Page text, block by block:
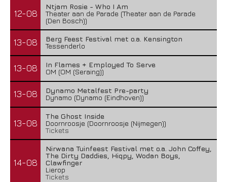
12-08
Ntjam Rosie - Who I Am
Theater aan de Parade (Theater aan de Parade
(Den Bosch))
13-08
Berg Feest Festival met o.a. Kensington
Tessenderlo
13-08
In Flames + Employed To Serve
OM (OM (Seraing))
13-08
Dynamo Metalfest Pre-party
Dynamo (Dynamo (Eindhoven))
13-08
The Ghost Inside
Doornroosje (Doornroosje (Nijmegen))
Tickets
14-08
Nirwana Tuinfeest Festival met o.a. John Coffey,
The Dirty Daddies, Hiqpy, Wodan Boys,
Clawfinger
Lierop
Tickets